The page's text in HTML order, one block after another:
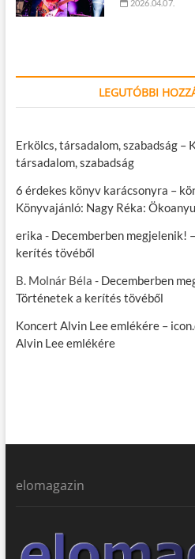
2026.04.07.
LEGUTÓBBI
Erkölcs, társadalom, szabadság –
társadalom, szabadság
6 érdekes könyv karácsonyra –
Könyvajánló: Nagy Réka: Ökoanyu
erika - Decemberben megjelenik!
kerítés tövéből
B. Molnár Béla - Decemberben
Történetek a kerítés tövéből
Koncert Alvin Lee emlékére –
Alvin Lee emlékére
elomagazin